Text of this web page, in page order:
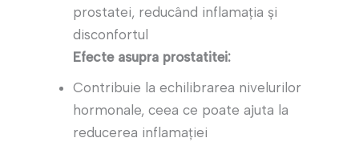
prostatei, reducând inflamația și
disconfortul
Efecte asupra prostatitei:
Contribuie la echilibrarea nivelurilor
hormonale, ceea ce poate ajuta la
reducerea inflamației